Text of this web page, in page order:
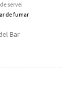
servei
de fumar
Bar